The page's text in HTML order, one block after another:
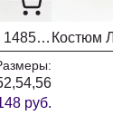
Платье Лилиана 1485н хаки
руб.